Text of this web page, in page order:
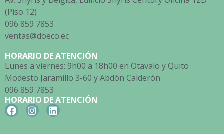
(Piso 12)
096 859 7853
ventas@doeco.ec
HORARIO DE ATENCIÓN
Lunes a viernes: 9h00 a 18h00 en Otavalo y Quito
Modesto Jaramillo 3-60 y Abdón Calderón
096 859 7853
HORARIO DE ATENCIÓN